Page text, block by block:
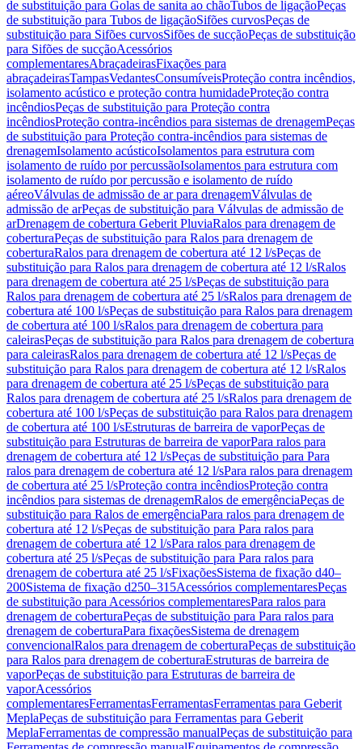
de substituição para Golas de sanita ao chãoTubos de ligaçãoPeças
de substituição para Tubos de ligaçãoSifões curvosPeças de
substituição para Sifões curvosSifões de sucçãoPeças de substituição
para Sifões de sucçãoAcessórios
complementaresAbraçadeirasFixações para
abraçadeirasTampasVedantesConsumíveisProteção contra incêndios,
isolamento acústico e proteção contra humidadeProteção contra
incêndiosPeças de substituição para Proteção contra
incêndiosProteção contra-incêndios para sistemas de drenagemPeças
de substituição para Proteção contra-incêndios para sistemas de
drenagemIsolamento acústicoIsolamentos para estrutura com
isolamento de ruído por percussãoIsolamentos para estrutura com
isolamento de ruído por percussão e isolamento de ruído
aéreoVálvulas de admissão de ar para drenagemVálvulas de
admissão de arPeças de substituição para Válvulas de admissão de
arDrenagem de cobertura Geberit PluviaRalos para drenagem de
coberturaPeças de substituição para Ralos para drenagem de
coberturaRalos para drenagem de cobertura até 12 l/sPeças de
substituição para Ralos para drenagem de cobertura até 12 l/sRalos
para drenagem de cobertura até 25 l/sPeças de substituição para
Ralos para drenagem de cobertura até 25 l/sRalos para drenagem de
cobertura até 100 l/sPeças de substituição para Ralos para drenagem
de cobertura até 100 l/sRalos para drenagem de cobertura para
caleirasPeças de substituição para Ralos para drenagem de cobertura
para caleirasRalos para drenagem de cobertura até 12 l/sPeças de
substituição para Ralos para drenagem de cobertura até 12 l/sRalos
para drenagem de cobertura até 25 l/sPeças de substituição para
Ralos para drenagem de cobertura até 25 l/sRalos para drenagem de
cobertura até 100 l/sPeças de substituição para Ralos para drenagem
de cobertura até 100 l/sEstruturas de barreira de vaporPeças de
substituição para Estruturas de barreira de vaporPara ralos para
drenagem de cobertura até 12 l/sPeças de substituição para Para
ralos para drenagem de cobertura até 12 l/sPara ralos para drenagem
de cobertura até 25 l/sProteção contra incêndiosProteção contra
incêndios para sistemas de drenagemRalos de emergênciaPeças de
substituição para Ralos de emergênciaPara ralos para drenagem de
cobertura até 12 l/sPeças de substituição para Para ralos para
drenagem de cobertura até 12 l/sPara ralos para drenagem de
cobertura até 25 l/sPeças de substituição para Para ralos para
drenagem de cobertura até 25 l/sFixaçõesSistema de fixação d40–
200Sistema de fixação d250–315Acessórios complementaresPeças
de substituição para Acessórios complementaresPara ralos para
drenagem de coberturaPeças de substituição para Para ralos para
drenagem de coberturaPara fixaçõesSistema de drenagem
convencionalRalos para drenagem de coberturaPeças de substituição
para Ralos para drenagem de coberturaEstruturas de barreira de
vaporPeças de substituição para Estruturas de barreira de
vaporAcessórios
complementaresFerramentasFerramentasFerramentas para Geberit
MeplaPeças de substituição para Ferramentas para Geberit
MeplaFerramentas de compressão manualPeças de substituição para